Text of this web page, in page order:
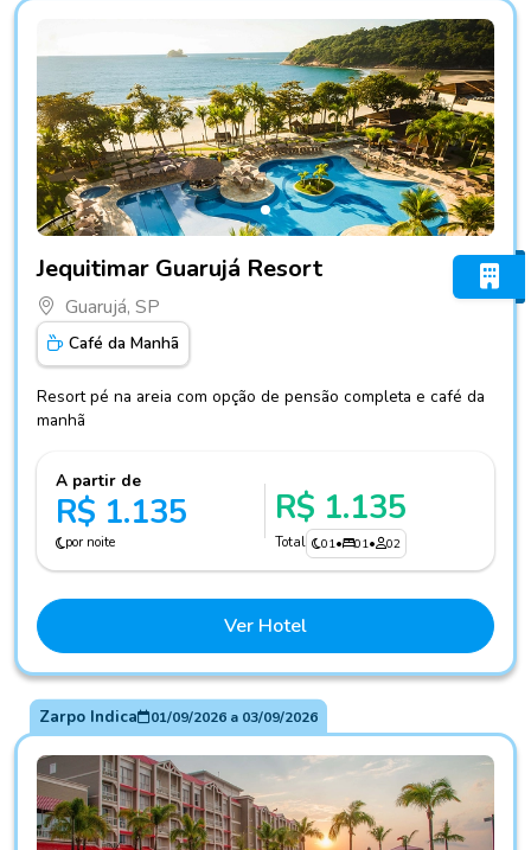
Jequitimar Guarujá Resort
Guarujá, SP
Café da Manhã
Resort pé na areia com opção de pensão completa e café da
manhã
A partir de
R$ 1.135
por noite
R$ 1.135
Total 01• 01• 02
Ver Hotel
Zarpo Indica 01/09/2026a 03/09/2026